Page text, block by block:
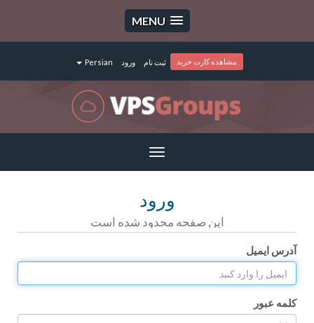
MENU
Persian ورود ثبت نام مشاهده کارت خرید
Toggle
navigation
ورود
این صفحه محدود شده است
آدرس ایمیل
کلمه عبور